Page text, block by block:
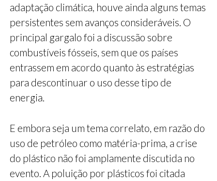
adaptação climática, houve ainda alguns temas
persistentes sem avanços consideráveis. O
principal gargalo foi a discussão sobre
combustíveis fósseis, sem que os países
entrassem em acordo quanto às estratégias
para descontinuar o uso desse tipo de
energia.
E embora seja um tema correlato, em razão do
uso de petróleo como matéria-prima, a crise
do plástico não foi amplamente discutida no
evento. A poluição por plásticos foi citada